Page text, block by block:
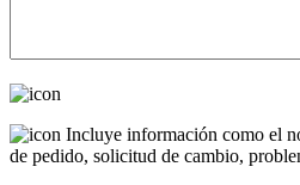
Incluye información como el
de pedido, solicitud de cambio,